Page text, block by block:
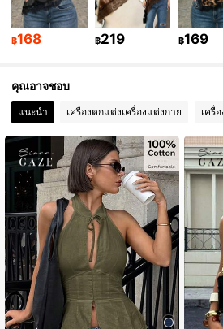
4.78 17K ผู้ติดตาม
4.78 17K ผู้ติดตาม
4.78 17K ผู้ติดตาม
4.78 17K ผู้ติดตาม
฿168 ฿219 ฿169
คุณอาจชอบ
แนะนำ เครื่องตกแต่งเครื่องแต่งกาย เครื่